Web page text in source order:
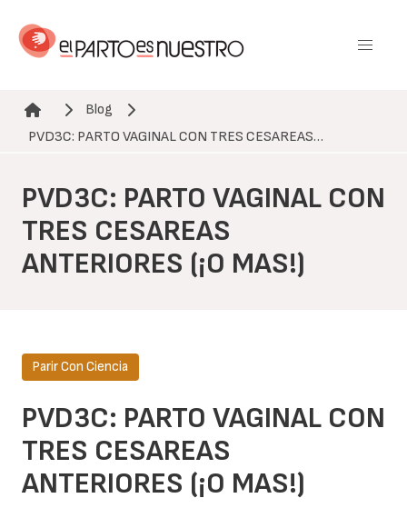
contenido
Ruta de navegación
Blog
PVD3C: PARTO VAGINAL CON TRES CESAREAS…
PVD3C: PARTO VAGINAL CON
TRES CESAREAS
ANTERIORES (¡O MAS!)
PVD3C: PARTO VAGINAL CON
TRES CESAREAS
ANTERIORES (¡O MAS!)
Parir Con Ciencia